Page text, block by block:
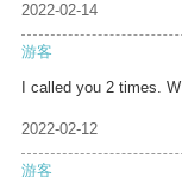
2022-02-14
游客
I called you 2 times. W
2022-02-12
游客